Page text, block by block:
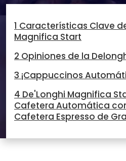
1 Características Clave
Magnifica Start
2 Opiniones de la
3 ¡Cappuccinos
4 De'Longhi Magnifica
Cafetera Automática
Cafetera Espresso de